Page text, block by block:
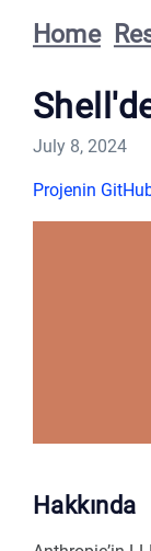
Home
July 8, 2024
Projenin
Hakkında